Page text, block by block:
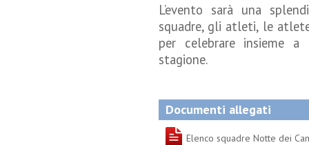
L’evento sarà una
squadre, gli atleti, le
per celebrare insieme
stagione.
Documenti allegati
Elenco squadre Notte dei